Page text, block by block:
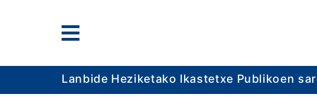
Lanbide Heziketako Ikastetxe Publikoen